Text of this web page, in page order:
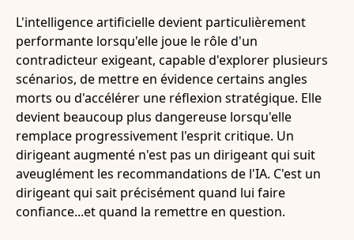
L'intelligence artificielle devient particulièrement
performante lorsqu'elle joue le rôle d'un
contradicteur exigeant, capable d'explorer plusieurs
scénarios, de mettre en évidence certains angles
morts ou d'accélérer une réflexion stratégique. Elle
devient beaucoup plus dangereuse lorsqu'elle
remplace progressivement l'esprit critique. Un
dirigeant augmenté n'est pas un dirigeant qui suit
aveuglément les recommandations de l'IA. C'est un
dirigeant qui sait précisément quand lui faire
confiance...et quand la remettre en question.